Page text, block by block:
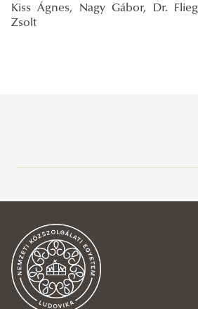
Rólunk
Oktatóink
Tantárgyi programok
Aktuális tantárgyi programok
Korábbi tantárgyi programok
Kedvezményes tanulmányi rend
Szakdolgozatok, diplomamunka
Kiss Ágnes, Nagy Gábor, Dr.
Zsolt